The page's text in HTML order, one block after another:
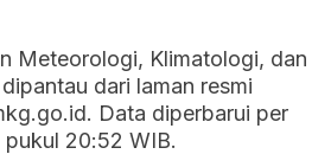
Meteorologi, Klimatologi, dan
dari laman resmi
Data diperbarui per
20:52 WIB.